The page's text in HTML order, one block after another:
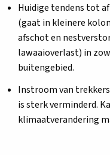
Huidige tendens tot
(gaat in kleinere
afschot en
lawaaioverlast) in
buitengebied.
Instroom van
is sterk verminderd.
klimaatverandering